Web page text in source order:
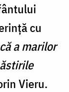
cu
a marilor
Vieru.